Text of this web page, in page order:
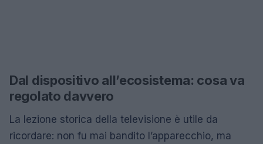
Dal dispositivo all’ecosistema: cosa va
regolato davvero
La lezione storica della televisione è utile da
ricordare: non fu mai bandito l’apparecchio, ma